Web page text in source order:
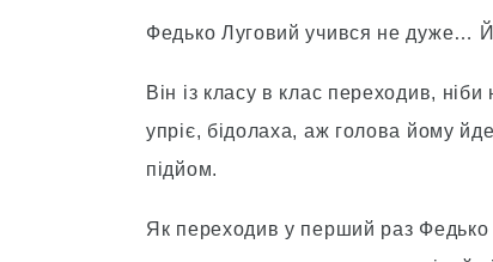
Федько Луговий учився не дуже…
Він із класу в клас переходив,
упріє, бідолаха, аж голова йому
підйом.
Як переходив у перший раз Федько